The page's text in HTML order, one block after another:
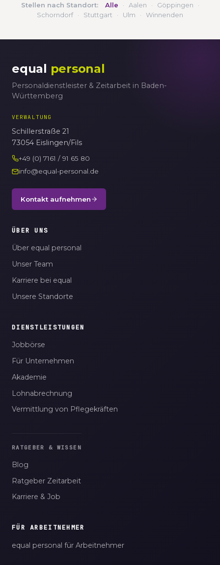
Stellen nach Standort: Alle · Aalen · Göppingen
·
Schorndorf
· Stuttgart · Ulm · Winnenden
equal personal
Personaldienstleister & Zeitarbeit in Baden-
Württemberg
VERWALTUNG
Schillerstraße 21
73054 Eislingen/Fils
+49 (0) 7161 / 91 65 80
info@equal-personal.de
Kontakt aufnehmen
ÜBER UNS
Über equal personal
Unser Team
Karriere bei equal
Unsere Standorte
DIENSTLEISTUNGEN
Jobbörse
Für Unternehmen
Akademie
Lohnabrechnung
Vermittlung von Pflegekräften
RATGEBER & WISSEN
Blog
Ratgeber Zeitarbeit
Karriere & Job
FÜR ARBEITNEHMER
equal personal für Arbeitnehmer